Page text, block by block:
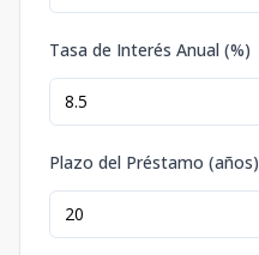
Tasa de Interés Anual (%)
Plazo del Préstamo (años)